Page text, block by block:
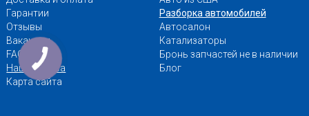
Гарантии
Отзывы
Вакансии
FAQ
Наши адреса
Карта сайта
Разборка автомобилей
Автосалон
Катализаторы
Бронь запчастей не в наличии
Блог